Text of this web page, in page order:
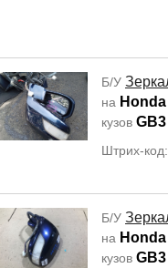
Б/У
на
кузов GB3
Штрих-
Б/У
на
кузов GB3